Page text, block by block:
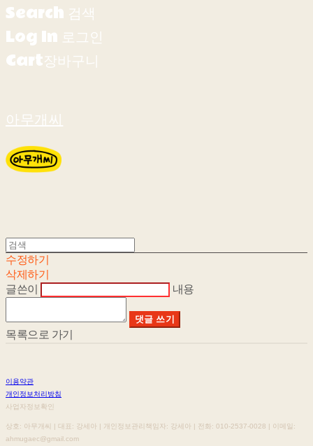
Search 검색
Log In 로그인
Cart장바구니
아무개씨
수정하기
삭제하기
글쓴이
내용
댓글 쓰기
목록으로 가기
이용약관
개인정보처리방침
사업자정보확인
상호: 아무개씨 | 대표: 강세아 | 개인정보관리책임자: 강세아 | 전화: 010-2537-0028 | 이메일:
ahmugaec@gmail.com